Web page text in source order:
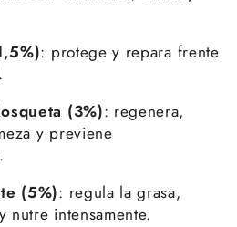
: protege y repara frente
(3%): regenera,
y previene
(5%): regula la grasa,
nutre intensamente.